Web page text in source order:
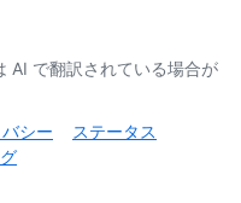
AI で翻訳されている場合が
シー
ステータス